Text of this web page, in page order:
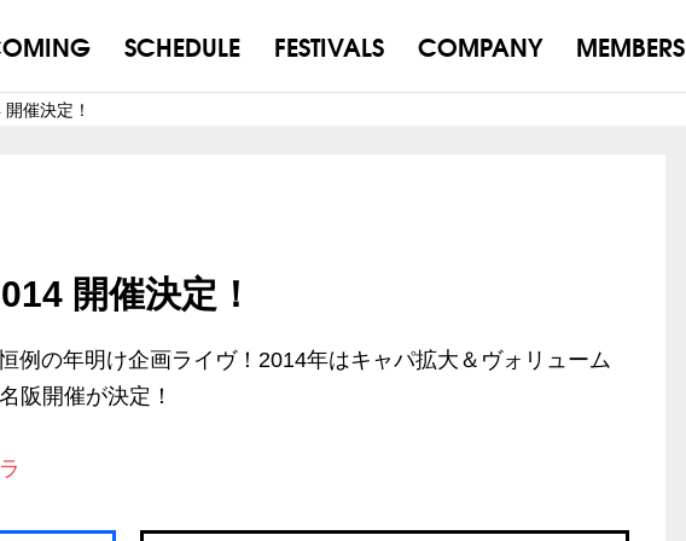
SCHEDULE FESTIVALS COMPANY MEMBERS
催決定！
開催決定！
例の年明け企画ライヴ！2014年はキャパ拡大＆ヴォリューム
名阪開催が決定！